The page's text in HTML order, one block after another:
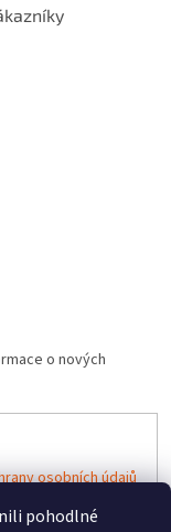
pohodlné
o nových
osobních údajů